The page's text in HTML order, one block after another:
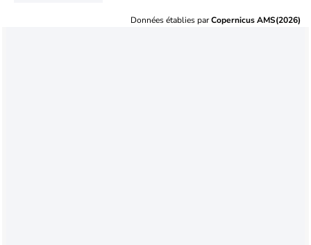
Données établies parCopernicus AMS(2026)